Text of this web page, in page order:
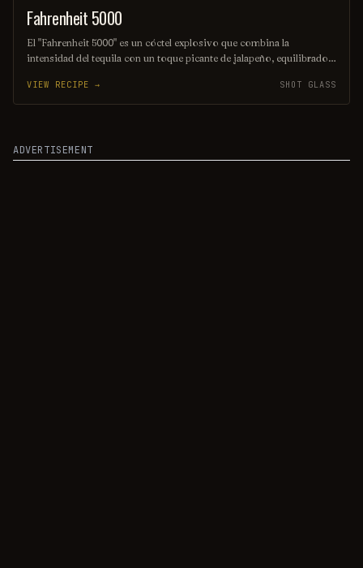
SHOT
Fahrenheit 5000
El "Fahrenheit 5000" es un cóctel explosivo que combina la
intensidad del tequila con un toque picante de jalapeño, equilibrado
Servido en un vaso escarchado con sal y chile en polvo, este trago
promete llevar tus sentidos a nuevas alturas. Perfecto para los
VIEW RECIPE → SHOT GLASS
ADVERTISEMENT